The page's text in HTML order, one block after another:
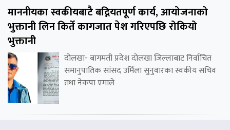
माननीयका स्वकीयबाटै बद्नियतपूर्ण कार्य, आयोजनाको
भुक्तानी लिन किर्ते कागजात पेश गरिएपछि रोकियो
भुक्तानी
दोलखा- बागमती प्रदेश दोलखा जिल्लाबाट निर्वाचित
समानुपातिक सांसद उर्मिला सुनुवारका स्वकीय सचिव
तथा नेकपा एमाले